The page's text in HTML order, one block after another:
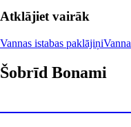
Atklājiet vairāk
Vannas istabas paklājiņi
Šobrīd Bonami